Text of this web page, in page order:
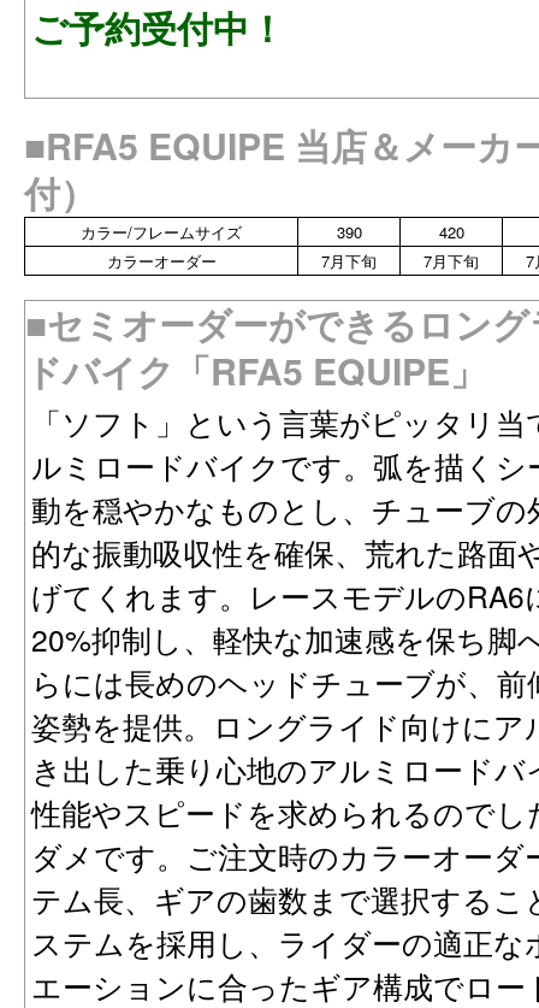
ご予約受付中！
■RFA5 EQUIPE 当店＆メーカ
付）
カラー/フレームサイズ 390
420
カラーオーダー
7月下旬 7月下旬 7
■セミオーダーができるロン
ドバイク「RFA5 EQUIPE」
「ソフト」という言葉がピッタリ
ルミロードバイクです。弧を描く
動を穏やかなものとし、チューブ
的な振動吸収性を確保、荒れた路面
げてくれます。レースモデルのRA6
20%抑制し、軽快な加速感を保ち脚
らには長めのヘッドチューブが、
姿勢を提供。ロングライド向けにア
き出した乗り心地のアルミロード
性能やスピードを求められるので
ダメです。ご注文時のカラーオー
テム長、ギアの歯数まで選択する
ステムを採用し、ライダーの適正
エーションに合ったギア構成でロ